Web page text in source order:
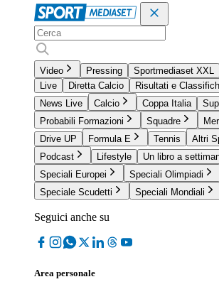
Video Pressing Sportmediaset XXL
Live
Diretta Calcio
Risultati e
News Live
Calcio Coppa Italia
Probabili Formazioni
Squadre
Drive UP
Formula E Tennis Altri
Podcast
Lifestyle
Un libro a
Speciali Europei
Speciali Olimpiadi
Speciale Scudetti
Speciali Mondiali
Seguici anche su
Area personale